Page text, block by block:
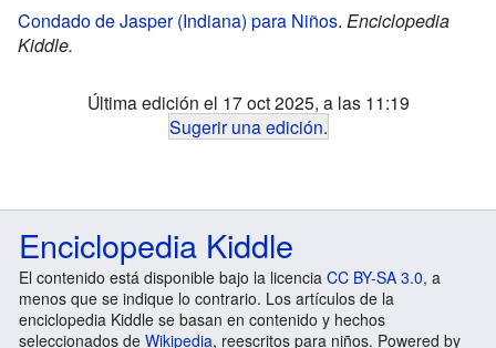
Condado de Jasper (Indiana) para Niños. Enciclopedia
Kiddle.
Última edición el 17 oct 2025, a las 11:19
Sugerir una edición.
Enciclopedia Kiddle
El contenido está disponible bajo la licencia CC BY-SA 3.0, a
menos que se indique lo contrario. Los artículos de la
enciclopedia Kiddle se basan en contenido y hechos
seleccionados de Wikipedia, reescritos para niños. Powered by